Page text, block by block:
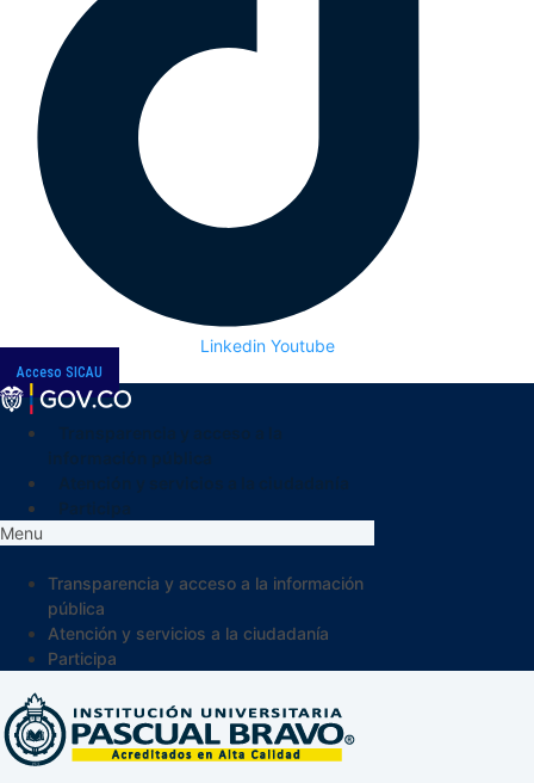
Linkedin Youtube
Acceso SICAU
Menu
Transparencia y acceso a la información
pública
Atención y servicios a la ciudadanía
Participa